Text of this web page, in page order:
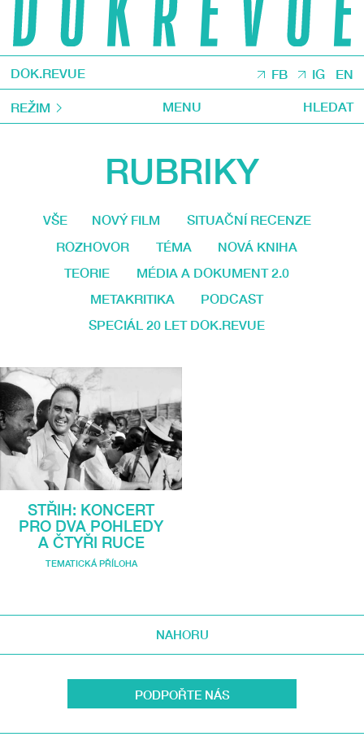
DOK.REVUE FB IG EN
REŽIM MENU HLEDAT
RUBRIKY
VŠE NOVÝ FILM
SITUAČNÍ RECENZE
ROZHOVOR
TÉMA
NOVÁ KNIHA
TEORIE
MÉDIA A DOKUMENT 2.0
METAKRITIKA
PODCAST
SPECIÁL 20 LET DOK.REVUE
STŘIH: KONCERT
PRO DVA POHLEDY
A ČTYŘI RUCE
TEMATICKÁ PŘÍLOHA
NAHORU
PODPOŘTE NÁS